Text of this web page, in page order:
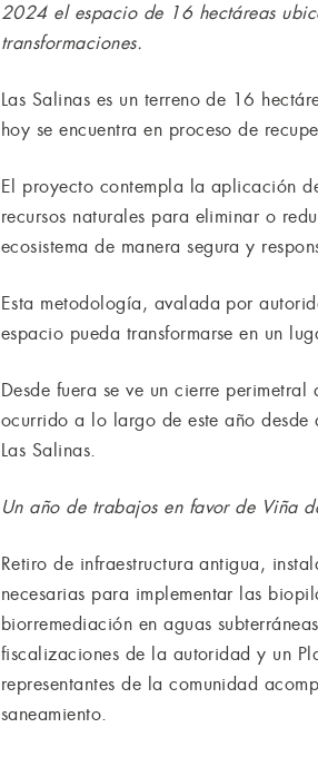
2024 el espacio de 16 hectáreas
transformaciones.
Las Salinas es un terreno de 16
hoy se encuentra en proceso de
El proyecto contempla la aplicación
recursos naturales para eliminar o
ecosistema de manera segura y
Esta metodología, avalada por
espacio pueda transformarse en un
Desde fuera se ve un cierre
ocurrido a lo largo de este año
Las Salinas.
Un año de trabajos en favor de Viña
Retiro de infraestructura antigua,
necesarias para implementar las
biorremediación en aguas
fiscalizaciones de la autoridad y un
representantes de la comunidad
saneamiento.